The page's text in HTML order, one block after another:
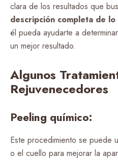
clara de los resultados que
descripción completa de
él pueda ayudarte a
un mejor resultado.
Algunos
Rejuvenecedores
Peeling químico:
Este procedimiento se puede
o el cuello para mejorar la